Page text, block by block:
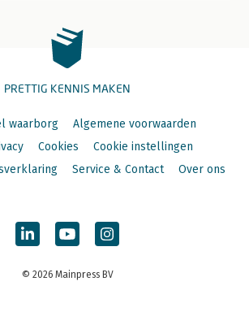
PRETTIG KENNIS MAKEN
waarborg
Algemene voorwaarden
Cookies
Cookie instellingen
Service & Contact Over ons
© 2026 Mainpress BV